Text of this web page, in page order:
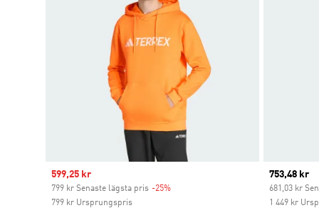
Sale price
599,25 kr
799 kr Senaste lägsta pris -25%
799 kr Ursprungspris
Current
753,48 kr
681,03 kr
1 449 kr